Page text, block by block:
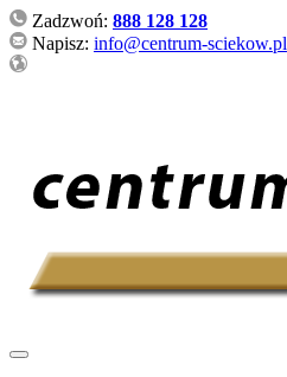
Zadzwoń: 888 128 128
Napisz: info@centrum-sciekow.pl